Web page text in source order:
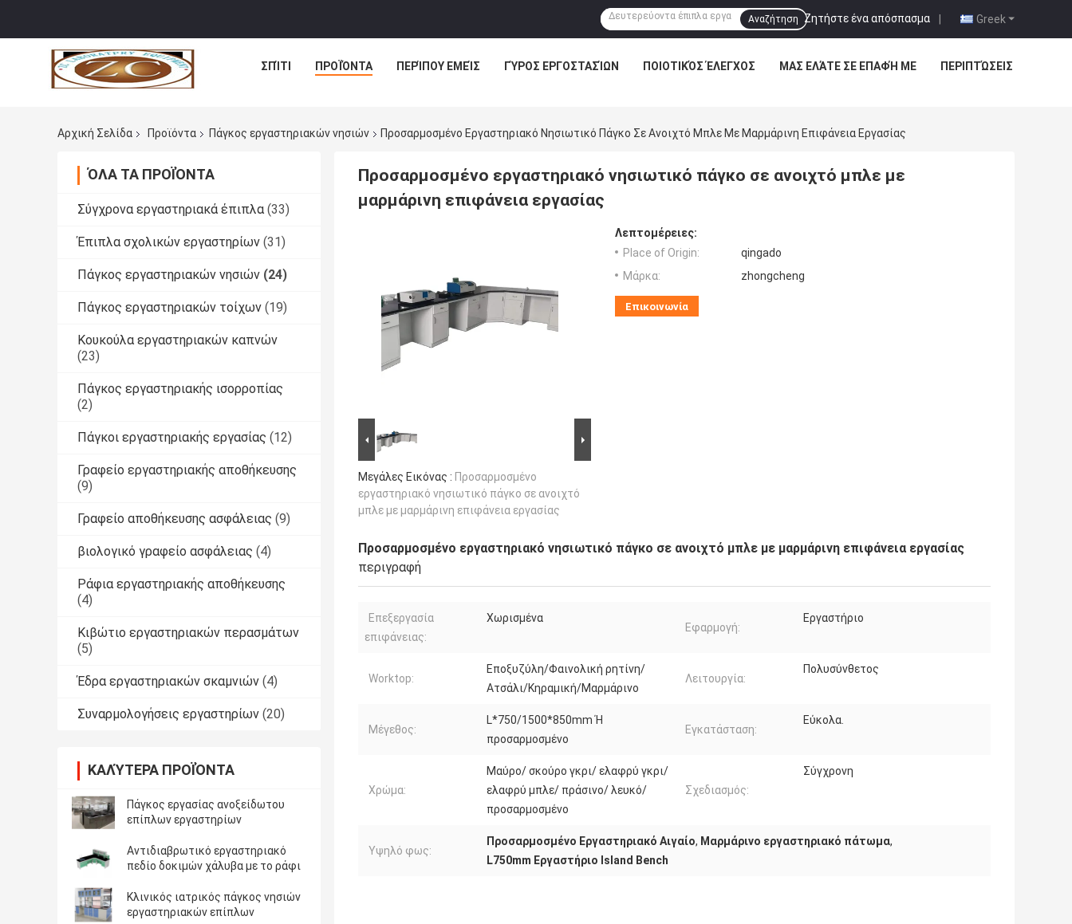
Greek
Ζητήστε ένα απόσπασμα |
Αναζήτηση
ΣΠΊΤΙ ΠΡΟΪΌΝΤΑ ΠΕΡΊΠΟΥ ΕΜΕΊΣ ΓΎΡΟΣ ΕΡΓΟΣΤΑΣΊΩΝ ΠΟΙΟΤΙΚΌΣ ΈΛΕΓΧΟΣ ΜΑΣ ΕΛΆΤΕ ΣΕ ΕΠΑΦΉ ΜΕ ΠΕΡΙΠΤΏΣΕΙΣ
Αρχική Σελίδα Προϊόντα Πάγκος εργαστηριακών νησιών Προσαρμοσμένο Εργαστηριακό Νησιωτικό Πάγκο Σε Ανοιχτό Μπλε Με Μαρμάρινη Επιφάνεια Εργασίας
ΌΛΑ ΤΑ ΠΡΟΪΌΝΤΑ
Σύγχρονα εργαστηριακά έπιπλα (33)
Έπιπλα σχολικών εργαστηρίων (31)
Πάγκος εργαστηριακών νησιών (24)
Πάγκος εργαστηριακών τοίχων (19)
Κουκούλα εργαστηριακών καπνών
(23)
Πάγκος εργαστηριακής ισορροπίας
(2)
Πάγκοι εργαστηριακής εργασίας (12)
Γραφείο εργαστηριακής αποθήκευσης
(9)
Γραφείο αποθήκευσης ασφάλειας (9)
βιολογικό γραφείο ασφάλειας (4)
Ράφια εργαστηριακής αποθήκευσης
(4)
Κιβώτιο εργαστηριακών περασμάτων
(5)
Έδρα εργαστηριακών σκαμνιών (4)
Συναρμολογήσεις εργαστηρίων (20)
ΚΑΛΎΤΕΡΑ ΠΡΟΪΌΝΤΑ
Πάγκος εργασίας ανοξείδωτου
επίπλων εργαστηρίων
Αντιδιαβρωτικό εργαστηριακό
πεδίο δοκιμών χάλυβα με το ράφι
Κλινικός ιατρικός πάγκος νησιών
εργαστηριακών επίπλων
Προσαρμοσμένο εργαστηριακό νησιωτικό πάγκο σε ανοιχτό μπλε με
μαρμάρινη επιφάνεια εργασίας
Μεγάλες Εικόνας : Προσαρμοσμένο
εργαστηριακό νησιωτικό πάγκο σε ανοιχτό
μπλε με μαρμάρινη επιφάνεια εργασίας
Λεπτομέρειες:
Place of Origin:
qingado
Μάρκα:
zhongcheng
Επικοινωνία
Προσαρμοσμένο εργαστηριακό νησιωτικό πάγκο σε ανοιχτό μπλε με μαρμάρινη επιφάνεια εργασίας
περιγραφή
Επεξεργασία
επιφάνειας:
Χωρισμένα
Εφαρμογή:
Εργαστήριο
Worktop:
Εποξυζύλη/Φαινολική ρητίνη/
Ατσάλι/Κηραμική/Μαρμάρινο
Λειτουργία:
Πολυσύνθετος
Μέγεθος:
L*750/1500*850mm Ή
προσαρμοσμένο
Εγκατάσταση:
Εύκολα.
Χρώμα:
Μαύρο/ σκούρο γκρι/ ελαφρύ γκρι/
ελαφρύ μπλε/ πράσινο/ λευκό/
προσαρμοσμένο
Σχεδιασμός:
Σύγχρονη
Υψηλό φως:
Προσαρμοσμένο Εργαστηριακό Αιγαίο, Μαρμάρινο εργαστηριακό πάτωμα,
L750mm Εργαστήριο Island Bench